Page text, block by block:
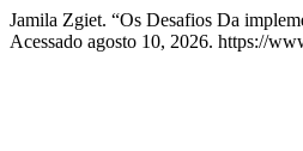
Jamila Zgiet. “Os Desafios Da
Acessado agosto 10, 2026. https://